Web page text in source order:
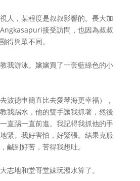
人，某程度是叔叔影響的。長大加
接受訪問，也因為叔叔
得與眾不同。
我游泳。嬸嬸買了一套藍綠色的小
波德申簡直比去愛琴海更幸福），
我踢水，他的雙手讓我抓著，然後
直踢一直前進。我記得我抓他的手
緊。我好害怕，好緊張。結果克服
鹹到好苦，苦得我想吐。
志地和堂哥堂妹玩潑水算了。